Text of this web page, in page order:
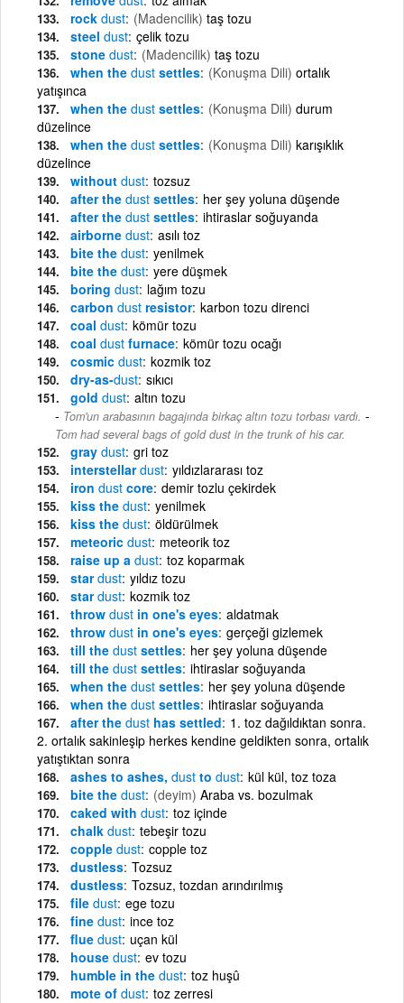
rock dust (Madencilik) taş tozu
steel dust çelik tozu
stone dust (Madencilik) taş tozu
when the dust settles (Konuşma Dili) ortalık
yatışınca
when the dust settles (Konuşma Dili) durum
düzelince
when the dust settles (Konuşma Dili) karışıklık
düzelince
without dust tozsuz
after the dust settles her şey yoluna düşende
after the dust settles ihtiraslar soğuyanda
airborne dust asılı toz
bite the dust yenilmek
bite the dust yere düşmek
boring dust lağım tozu
carbon dust resistor karbon tozu direnci
coal dust kömür tozu
coal dust furnace kömür tozu ocağı
cosmic dust kozmik toz
dry-as-dust sıkıcı
gold dust altın tozu
Tom'un arabasının bagajında birkaç altın tozu torbası vardı. -
Tom had several bags of gold dust in the trunk of his car.
gray dust gri toz
interstellardust yıldızlararası toz
iron dust core demir tozlu çekirdek
kiss the dust yenilmek
kiss the dust öldürülmek
meteoric dust meteorik toz
raise up a dust toz koparmak
stardust yıldız tozu
stardust kozmik toz
throw dust in one's eyes aldatmak
throw dust in one's eyes gerçeği gizlemek
till the dust settles her şey yoluna düşende
till the dust settles ihtiraslar soğuyanda
when the dust settles her şey yoluna düşende
when the dust settles ihtiraslar soğuyanda
after the dust has settled 1. toz dağıldıktan sonra.
2. ortalık sakinleşip herkes kendine geldikten sonra, ortalık
yatıştıktan sonra
ashes to ashes, dust to dust kül kül, toz toza
bite the dust (deyim) Araba vs. bozulmak
caked with dust toz içinde
chalk dust tebeşir tozu
copple dust copple toz
dustless Tozsuz
dustless Tozsuz, tozdan arındırılmış
file dust ege tozu
fine dust ince toz
flue dust uçan kül
house dust ev tozu
humble in the dust toz huşû
mote of dust toz zerresi